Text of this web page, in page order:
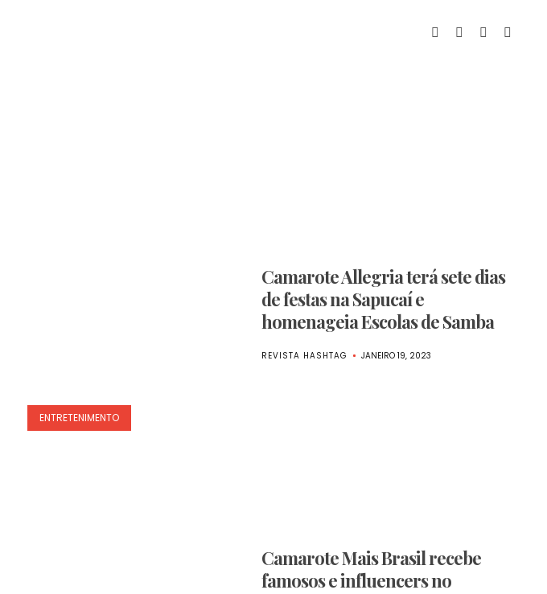
ENTRETENIMENTO
Camarote Allegria terá sete dias
de festas na Sapucaí e
homenageia Escolas de Samba
REVISTA HASHTAG JANEIRO 19, 2023
Camarote Mais Brasil recebe
famosos e influencers no